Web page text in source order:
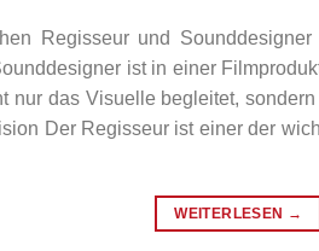
Regisseur und
ist in einer
nur das Visuelle begleitet,
Der Regisseur ist einer der
WEITERLESEN →